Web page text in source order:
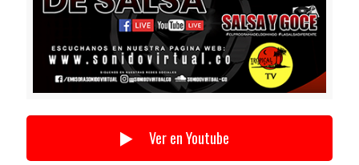
Ver en Youtube